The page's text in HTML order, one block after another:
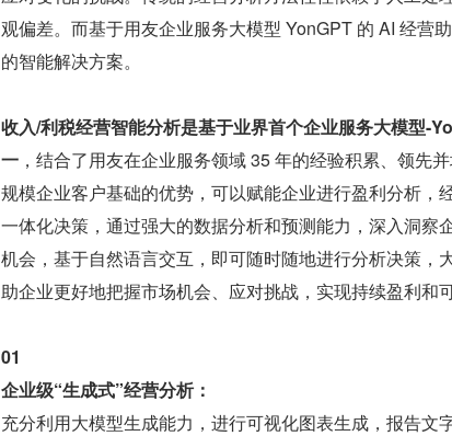
观偏差。而基于用友企业服务大模型 YonGPT 的 AI 经营
的智能解决方案。
收入/利税经营智能分析是基于业界首个企业服务大模型-
一 ，结合了用友在企业服务领域 35 年的经验积累、领先
规模企业客户基础的优势，可以赋能企业进行盈利分析，
一体化决策，通过强大的数据分析和预测能力，深入洞察
机会，基于自然语言交互，即可随时随地进行分析决策，
助企业更好地把握市场机会、应对挑战，实现持续盈利和
01
企业级“生成式”经营分析：
充分利用大模型生成能力，进行可视化图表生成，报告文